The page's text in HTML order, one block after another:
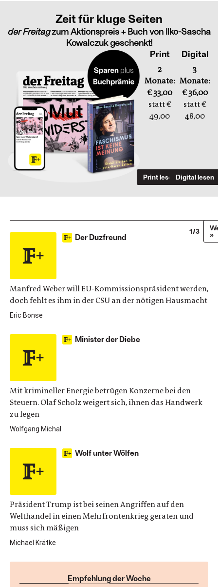
Zeit für kluge Seiten
der Freitagzum Aktionspreis + Buch von Ilko-Sascha
Kowalczuk geschenkt!
Print
2
Monate:
€ 33,00
statt €
49,00
Print lesen
Digital
3
Monate:
€ 36,00
statt €
48,00
Digital lesen
Der Duzfreund
Manfred Weber will EU-Kommissionspräsident werden,
doch fehlt es ihm in der CSU an der nötigen Hausmacht
Eric Bonse
Minister der Diebe
Mit krimineller Energie betrügen Konzerne bei den
Steuern. Olaf Scholz weigert sich, ihnen das Handwerk
zu legen
Wolfgang Michal
Wolf unter Wölfen
Präsident Trump ist bei seinen Angriffen auf den
Welthandel in einen Mehrfrontenkrieg geraten und
muss sich mäßigen
Michael Krätke
Empfehlung der Woche
1/3
»